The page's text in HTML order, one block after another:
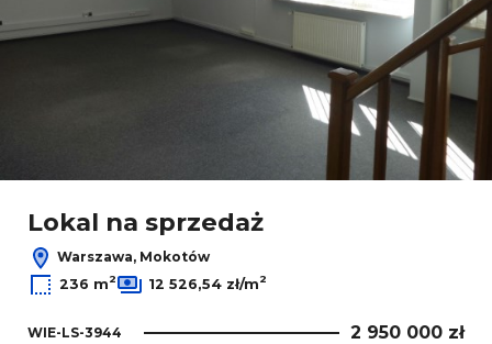
Lokal na sprzedaż
Warszawa, Mokotów
236 m2 12 526,54 zł/m2
WIE-LS-3944 2 950 000 zł